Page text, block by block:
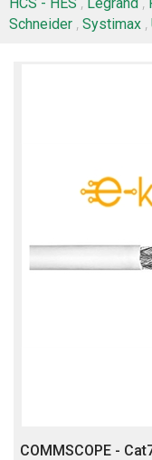
Schneider , Systimax ,
COMMSCOPE -